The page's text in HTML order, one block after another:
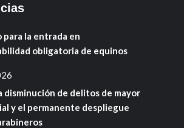
para la entrada en
obligatoria de equinos
disminución de delitos de mayor
y el permanente despliegue